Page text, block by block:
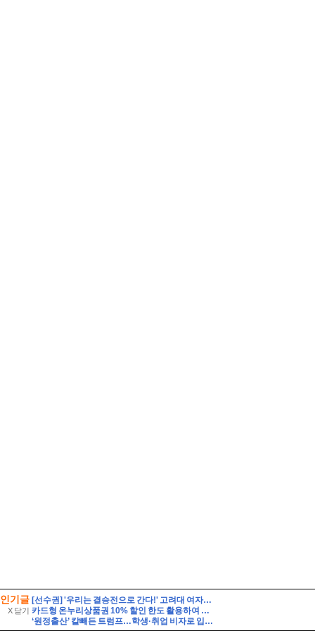
인기글
X 닫기
[선수권] '우리는 결승전으로 간다!' 고려대 여자축구부, 위덕대에 2-0 승리.
카드형 온누리상품권 10% 할인 한도 활용하여 여름철 장보기 식비 아끼는 법
‘원정출산’ 칼빼든 트럼프…학생·취업 비자로 입국해도 해당